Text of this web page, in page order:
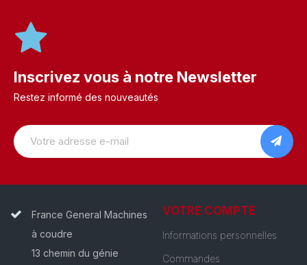
Inscrivez vous à notre Newsletter
Restez informé des nouveautés
France General Machines
à coudre
13 chemin du génie
VOTRE COMPTE
Informations personnelles
Commandes